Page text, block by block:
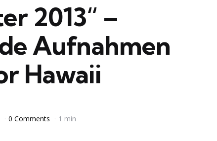
2013“ –
Aufnahmen
Hawaii
0 Comments 1 min